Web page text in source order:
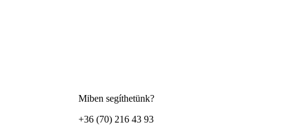
Miben segíthetünk?
+36 (70) 216 43 93